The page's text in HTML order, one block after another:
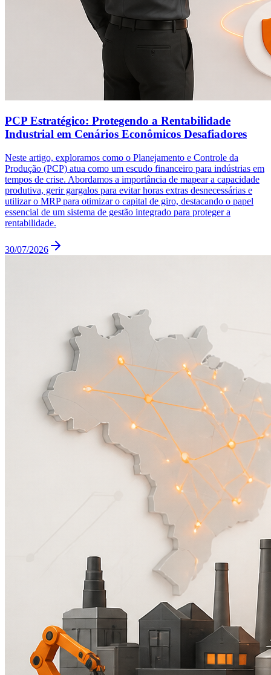
PCP Estratégico: Protegendo a Rentabilidade
Industrial em Cenários Econômicos Desafiadores
Neste artigo, exploramos como o Planejamento e Controle da
Produção (PCP) atua como um escudo financeiro para indústrias em
tempos de crise. Abordamos a importância de mapear a capacidade
produtiva, gerir gargalos para evitar horas extras desnecessárias e
utilizar o MRP para otimizar o capital de giro, destacando o papel
essencial de um sistema de gestão integrado para proteger a
rentabilidade.
30/07/2026